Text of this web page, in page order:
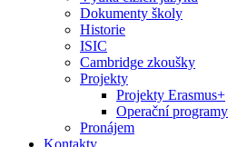
Dokumenty školy
Historie
ISIC
Cambridge zkoušky
Projekty
Projekty Erasmus+
Operační programy
Pronájem
Kontakty